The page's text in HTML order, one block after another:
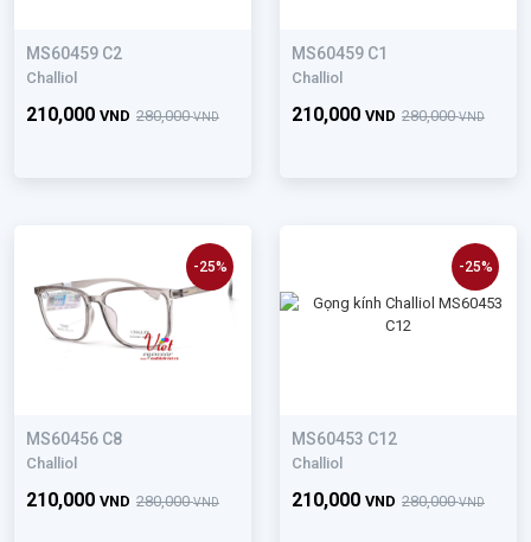
MS60459 C2
Challiol
280,000VND
210,000 VND
MS60459 C1
Challiol
280,000VND
210,000 VND
MS60456 C8
Challiol
280,000VND
210,000 VND
-25%
MS60453 C12
Challiol
280,000VND
210,000 VND
-25%